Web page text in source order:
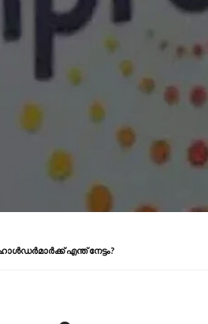
എന്ത് നേട്ടം?